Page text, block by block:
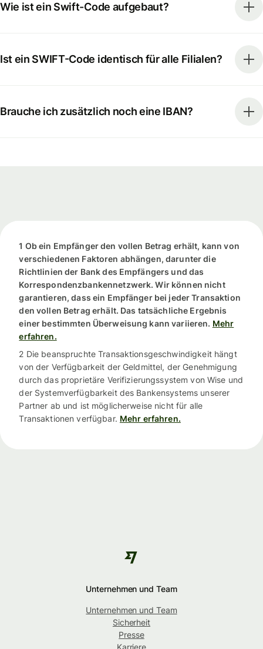
Wie ist ein Swift-Code aufgebaut?
Ist ein SWIFT-Code identisch für alle Filialen?
Brauche ich zusätzlich noch eine IBAN?
1 Ob ein Empfänger den vollen Betrag erhält, kann von
verschiedenen Faktoren abhängen, darunter die
Richtlinien der Bank des Empfängers und das
Korrespondenzbankennetzwerk. Wir können nicht
garantieren, dass ein Empfänger bei jeder Transaktion
den vollen Betrag erhält. Das tatsächliche Ergebnis
einer bestimmten Überweisung kann variieren. Mehr
erfahren.
2 Die beanspruchte Transaktionsgeschwindigkeit hängt
von der Verfügbarkeit der Geldmittel, der Genehmigung
durch das proprietäre Verifizierungssystem von Wise und
der Systemverfügbarkeit des Bankensystems unserer
Partner ab und ist möglicherweise nicht für alle
Transaktionen verfügbar. Mehr erfahren.
Unternehmen und Team
Unternehmen und Team
Sicherheit
Presse
Karriere